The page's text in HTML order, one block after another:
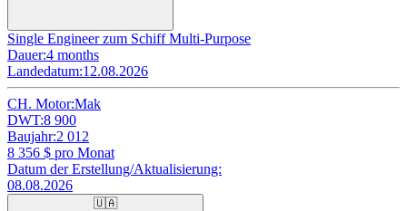
Single Engineer zum Schiff Multi-Purpose
Dauer:4 months
Landedatum:12.08.2026
CH. Motor:Mak
DWT:8 900
Baujahr:2 012
8 356 $ pro Monat
Datum der Erstellung/Aktualisierung:
08.08.2026
🇺🇦